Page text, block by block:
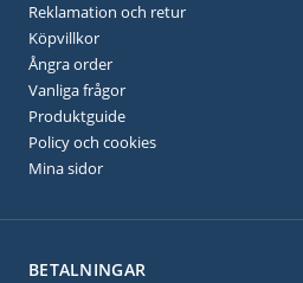
BETALNINGAR
Reklamation och retur
Köpvillkor
Ångra order
Vanliga frågor
Produktguide
Policy och cookies
Mina sidor